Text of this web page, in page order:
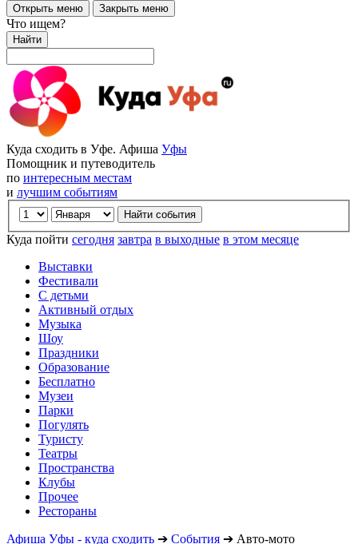
Открыть меню Закрыть меню
Что ищем?
Найти
Куда сходить в Уфе. Афиша Уфы
Помощник и путеводитель
по интересным местам
и лучшим событиям
Куда пойти сегодня завтра в выходные в этом месяце
Выставки
Фестивали
С детьми
Активный отдых
Музыка
Шоу
Праздники
Образование
Бесплатно
Музеи
Парки
Погулять
Туристу
Театры
Пространства
Клубы
Прочее
Рестораны
Афиша Уфы - куда сходить ➔ События ➔ Авто-мото